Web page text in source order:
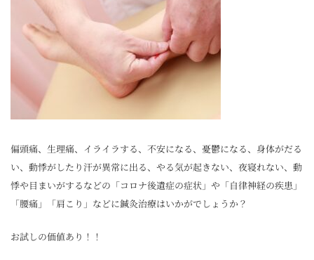
偏頭痛、生理痛、イライラする、不安になる、憂鬱になる、身体がだる
い、動悸がしたり汗が異常に出る、やる気が起きない、夜寝れない、動
悸や目まいがするなどの「コロナ後遺症の症状」や「自律神経の疾患」
「腰痛」「肩こり」などに鍼灸治療はいかがでしょうか？
お試しの価値あり！！